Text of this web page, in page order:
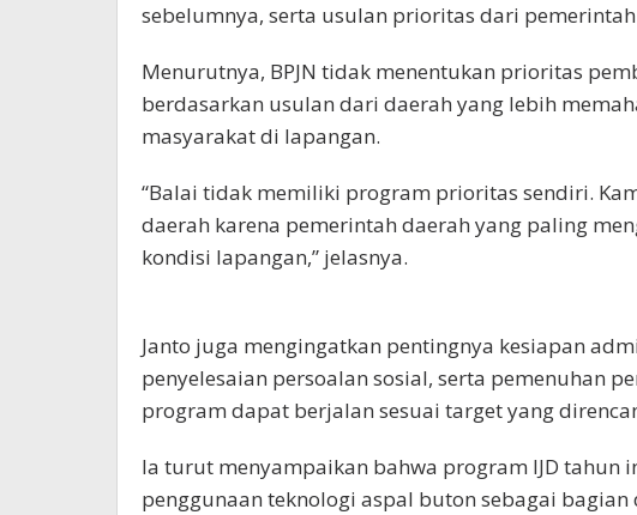
sebelumnya, serta usulan prioritas dari
Menurutnya, BPJN tidak menentukan prioritas
berdasarkan usulan dari daerah yang lebih
masyarakat di lapangan.
“Balai tidak memiliki program prioritas sendiri.
daerah karena pemerintah daerah yang paling
kondisi lapangan,” jelasnya.
Janto juga mengingatkan pentingnya kesiapan
penyelesaian persoalan sosial, serta pemenuhan
program dapat berjalan sesuai target yang
Ia turut menyampaikan bahwa program IJD tahun
penggunaan teknologi aspal buton sebagai